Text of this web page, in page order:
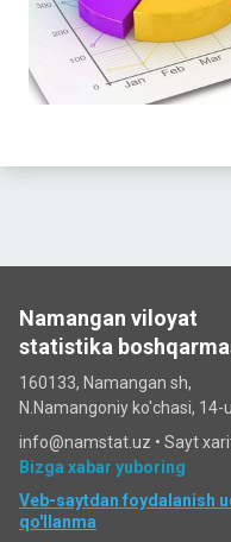
Namangan viloyat
statistika
160133, Namangan sh,
N.Namangoniy ko'chasi, 14-
info@namstat.uz • Sayt
Bizga xabar yuboring
Veb-saytdan foydalanish
qo'llanma